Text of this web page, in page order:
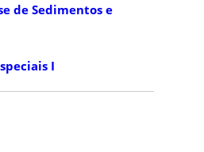
de Sedimentos e
I